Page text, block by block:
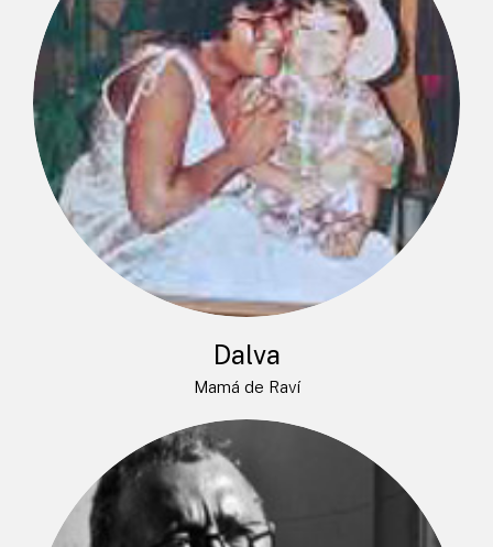
Dalva
Mamá de Raví